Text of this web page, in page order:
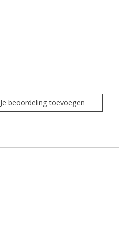
Je beoordeling toevoegen